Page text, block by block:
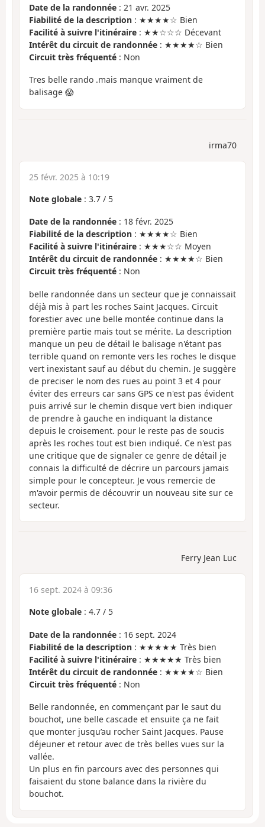
Date de la randonnée : 21 avr. 2025
Fiabilité de la description : ★★★★☆ Bien
Facilité à suivre l'itinéraire : ★★☆☆☆ Décevant
Intérêt du circuit de randonnée : ★★★★☆ Bien
Circuit très fréquenté : Non
Tres belle rando .mais manque vraiment de
balisage 😱
irma70
25 févr. 2025 à 10:19
Note globale : 3.7 / 5
Date de la randonnée : 18 févr. 2025
Fiabilité de la description : ★★★★☆ Bien
Facilité à suivre l'itinéraire : ★★★☆☆ Moyen
Intérêt du circuit de randonnée : ★★★★☆ Bien
Circuit très fréquenté : Non
belle randonnée dans un secteur que je connaissait
déjà mis à part les roches Saint Jacques. Circuit
forestier avec une belle montée continue dans la
première partie mais tout se mérite. La description
manque un peu de détail le balisage n'étant pas
terrible quand on remonte vers les roches le disque
vert inexistant sauf au début du chemin. Je suggère
de preciser le nom des rues au point 3 et 4 pour
éviter des erreurs car sans GPS ce n'est pas évident
puis arrivé sur le chemin disque vert bien indiquer
de prendre à gauche en indiquant la distance
depuis le croisement. pour le reste pas de soucis
après les roches tout est bien indiqué. Ce n'est pas
une critique que de signaler ce genre de détail je
connais la difficulté de décrire un parcours jamais
simple pour le concepteur. Je vous remercie de
m'avoir permis de découvrir un nouveau site sur ce
secteur.
Ferry Jean Luc
16 sept. 2024 à 09:36
Note globale : 4.7 / 5
Date de la randonnée : 16 sept. 2024
Fiabilité de la description : ★★★★★ Très bien
Facilité à suivre l'itinéraire : ★★★★★ Très bien
Intérêt du circuit de randonnée : ★★★★☆ Bien
Circuit très fréquenté : Non
Belle randonnée, en commençant par le saut du
bouchot, une belle cascade et ensuite ça ne fait
que monter jusqu’au rocher Saint Jacques. Pause
déjeuner et retour avec de très belles vues sur la
vallée.
Un plus en fin parcours avec des personnes qui
faisaient du stone balance dans la rivière du
bouchot.